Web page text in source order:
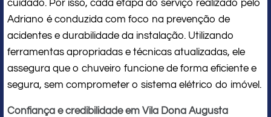
cuidado. Por isso, cada etapa do serviço realizado pelo
Adriano é conduzida com foco na prevenção de
acidentes e durabilidade da instalação. Utilizando
ferramentas apropriadas e técnicas atualizadas, ele
assegura que o chuveiro funcione de forma eficiente e
segura, sem comprometer o sistema elétrico do imóvel.
Confiança e credibilidade em Vila Dona Augusta